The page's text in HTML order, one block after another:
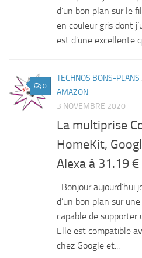
d’un bon plan sur le
en couleur gris dont
est d’une excellente
0
TECHNOS BONS-PLANS
AMAZON
3 NOVEMBRE 2020
La multiprise
HomeKit,
Alexa à 31.19 €
Bonjour aujourd’hui
d’un bon plan sur
capable de
Elle est compatible
chez Google et...